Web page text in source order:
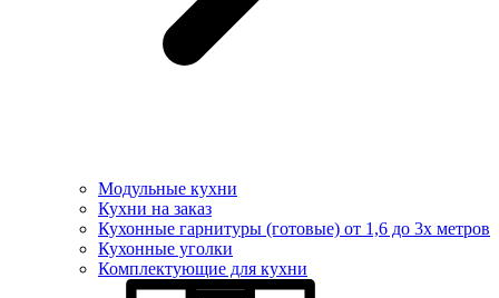
Модульные кухни
Кухни на заказ
Кухонные гарнитуры (готовые) от 1,6 до 3х метров
Кухонные уголки
Комплектующие для кухни